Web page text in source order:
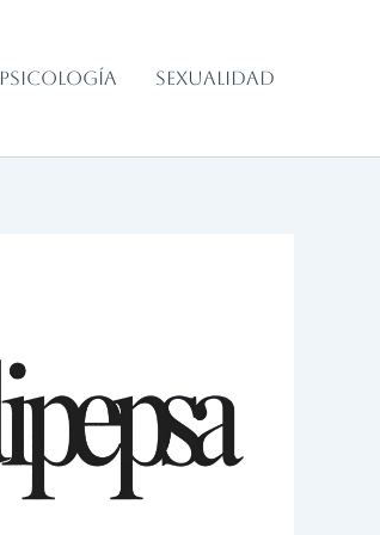
PSICOLOGÍA SEXUALIDAD